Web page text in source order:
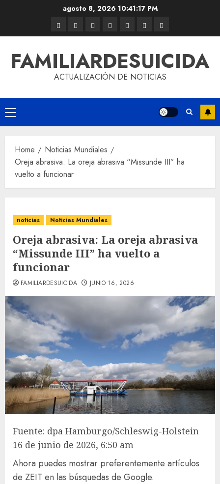
agosto 8, 2026 10:41:17 PM
FAMILIARDESUICIDA
ACTUALIZACIÓN DE NOTICIAS
Home
Noticias Mundiales
Oreja abrasiva: La oreja abrasiva “Missunde III” ha
vuelto a funcionar
noticias Noticias Mundiales
Oreja abrasiva: La oreja abrasiva
“Missunde III” ha vuelto a
funcionar
FAMILIARDESUICIDA JUNIO 16, 2026
Fuente: dpa Hamburgo/Schleswig-Holstein
16 de junio de 2026, 6:50 am
Ahora puedes mostrar preferentemente artículos
de ZEIT en las búsquedas de Google.